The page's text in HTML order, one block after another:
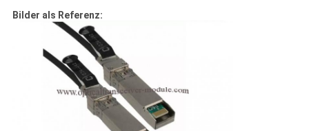
Bilder als Referenz: